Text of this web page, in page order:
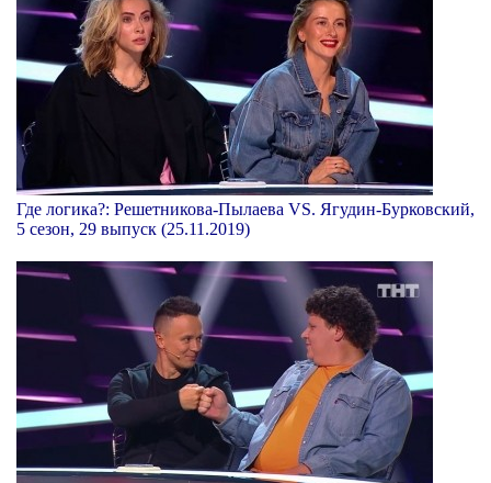
Где логика?: Решетникова-Пылаева VS. Ягудин-Бурковский,
5 сезон, 29 выпуск (25.11.2019)